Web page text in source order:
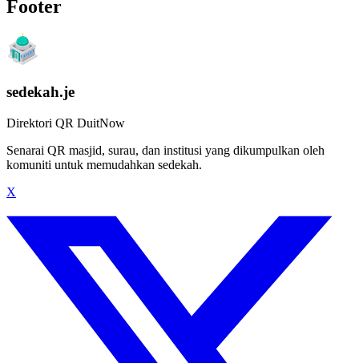
Footer
sedekah.je
Direktori QR DuitNow
Senarai QR masjid, surau, dan institusi yang dikumpulkan oleh
komuniti untuk memudahkan sedekah.
X